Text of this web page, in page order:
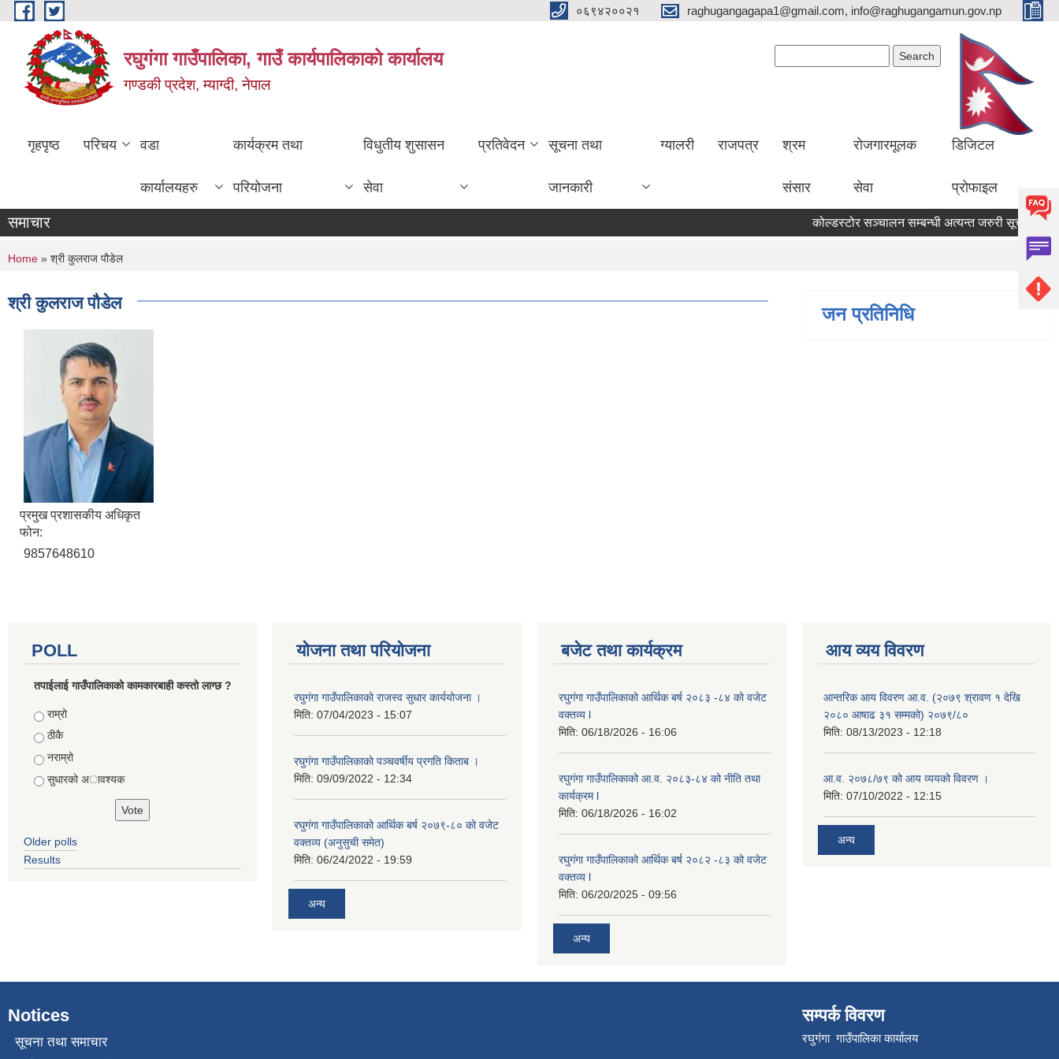
Skip to main content ०६९४२००२१ raghugangagapa1@gmail.com, info@raghugangamun.gov.np
रघुगंगा गाउँपालिका, गाउँ कार्यपालिकाको कार्यालय
गण्डकी प्रदेश, म्याग्दी, नेपाल
गृहपृष्ठ परिचय वडा
कार्यालयहरु
कार्यक्रम तथा
परियोजना
विधुतीय शुसासन
सेवा
प्रतिवेदन सूचना तथा
जानकारी
ग्यालरी राजपत्र श्रम
संसार
रोजगारमूलक
सेवा
डिजिटल
प्रोफाइल
समाचार कोल्डस्टोर सञ्चालन सम्बन्धी अत्यन्त जरुरी सूचना ।
You are here
Home » श्री कुलराज पौडेल
श्री कुलराज पौडेल
प्रमुख प्रशासकीय अधिकृत
फोन:
9857648610
जन प्रतिनिधि
POLL
तपाईलाई गाउँपालिकाको कामकारबाही कस्तो लाग्छ ?
Choices
राम्रो
ठीकै
नराम्रो
सुधारको अावश्यक
Older polls
Results
योजना तथा परियोजना
रघुगंगा गाउँपालिकाको राजस्व सुधार कार्ययोजना ।
मिति: 07/04/2023 - 15:07
रघुगंगा गाउँपालिकाको पञ्चवर्षीय प्रगति किताब ।
मिति: 09/09/2022 - 12:34
रघुगंगा गाउँपालिकाको आर्थिक बर्ष २०७९-८० को वजेट
वक्तव्य (अनुसुची समेत)
मिति: 06/24/2022 - 19:59
अन्य
बजेट तथा कार्यक्रम
रघुगंगा गाउँपालिकाको आर्थिक बर्ष २०८३ -८४ को वजेट
वक्तव्य l
मिति: 06/18/2026 - 16:06
रघुगंगा गाउँपालिकाको आ.व. २०८३-८४ को नीति तथा
कार्यक्रम l
मिति: 06/18/2026 - 16:02
रघुगंगा गाउँपालिकाको आर्थिक बर्ष २०८२ -८३ को वजेट
वक्तव्य l
मिति: 06/20/2025 - 09:56
अन्य
आय व्यय विवरण
आन्तरिक आय विवरण आ.व. (२०७९ श्रावण १ देखि
२०८० आषाढ ३१ सम्मको) २०७९/८०
मिति: 08/13/2023 - 12:18
आ.व. २०७८/७९ को आय व्ययको विवरण ।
मिति: 07/10/2022 - 12:15
अन्य
Notices
सूचना तथा समाचार
सम्पर्क विवरण
रघुगंगा गाउँपालिका कार्यालय